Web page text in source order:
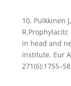
10. Pulkkinen
in head and
institute. Eur